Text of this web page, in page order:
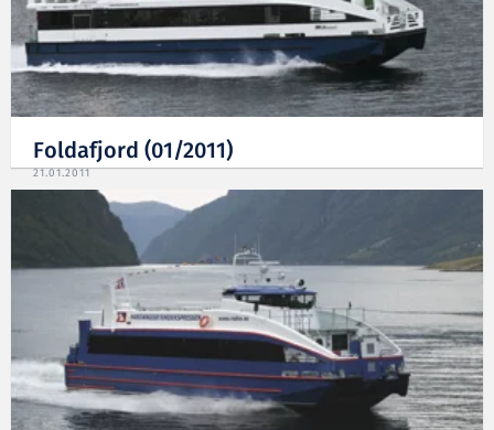
Foldafjord (01/2011)
21.01.2011